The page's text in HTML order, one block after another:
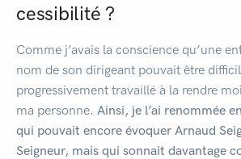
cessibilité ?
Comme j’avais la conscience qu’une
nom de son dirigeant pouvait être
progressivement travaillé à la rendre
ma personne. Ainsi, je l’ai renommée
qui pouvait encore évoquer Arnaud
Seigneur, mais qui sonnait davantage